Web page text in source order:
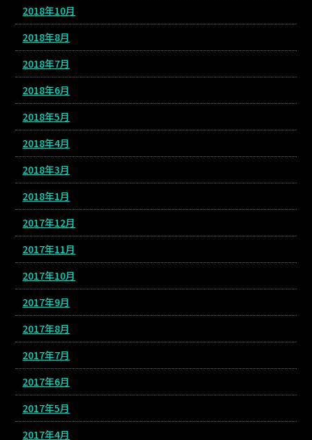
2018年10月
2018年8月
2018年7月
2018年6月
2018年5月
2018年4月
2018年3月
2018年1月
2017年12月
2017年11月
2017年10月
2017年9月
2017年8月
2017年7月
2017年6月
2017年5月
2017年4月